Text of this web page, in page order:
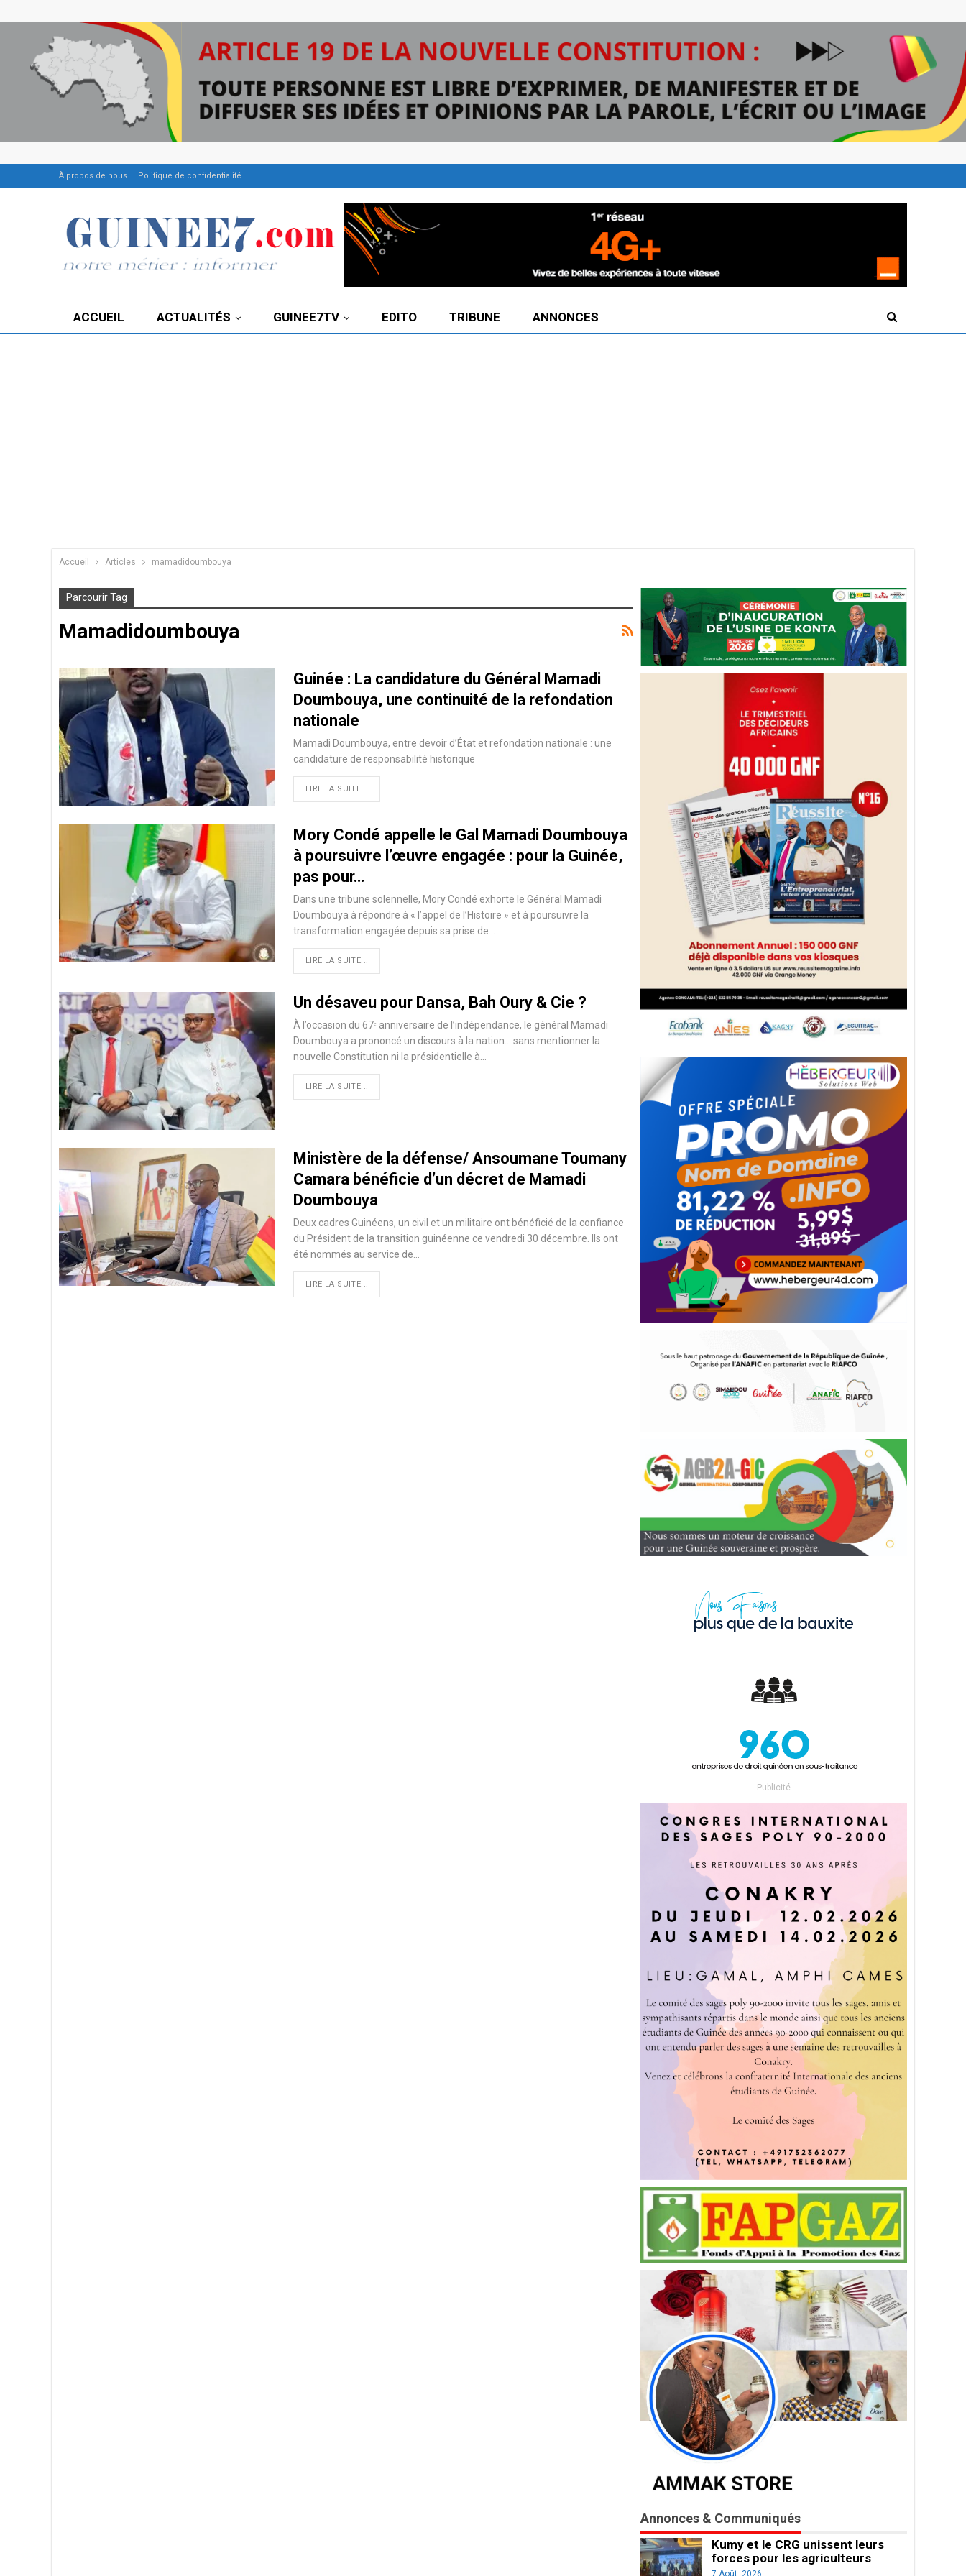
À propos de nous Politique de confidentialité
ACCUEIL ACTUALITÉS GUINEE7TV EDITO TRIBUNE ANNONCES
Accueil Articles mamadidoumbouya
Parcourir Tag
Mamadidoumbouya
Guinée : La candidature du Général Mamadi
Doumbouya, une continuité de la refondation
nationale
Mamadi Doumbouya, entre devoir d’État et refondation nationale : une
candidature de responsabilité historique
LIRE LA SUITE...
Mory Condé appelle le Gal Mamadi Doumbouya
à poursuivre l’œuvre engagée : pour la Guinée,
pas pour…
Dans une tribune solennelle, Mory Condé exhorte le Général Mamadi
Doumbouya à répondre à « l’appel de l’Histoire » et à poursuivre la
transformation engagée depuis sa prise de…
LIRE LA SUITE...
Un désaveu pour Dansa, Bah Oury & Cie ?
À l’occasion du 67ᵉ anniversaire de l’indépendance, le général Mamadi
Doumbouya a prononcé un discours à la nation… sans mentionner la
nouvelle Constitution ni la présidentielle à…
LIRE LA SUITE...
Ministère de la défense/ Ansoumane Toumany
Camara bénéficie d’un décret de Mamadi
Doumbouya
Deux cadres Guinéens, un civil et un militaire ont bénéficié de la confiance
du Président de la transition guinéenne ce vendredi 30 décembre. Ils ont
été nommés au service de…
LIRE LA SUITE...
- Publicité -
Annonces & Communiqués
Kumy et le CRG unissent leurs
forces pour les agriculteurs